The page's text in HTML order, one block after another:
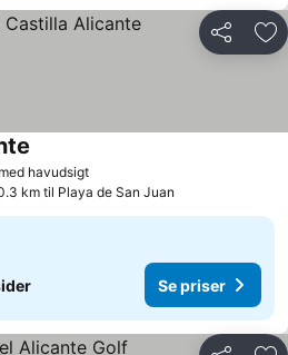
Del
havudsigt
km til Playa de San Juan
Se priser